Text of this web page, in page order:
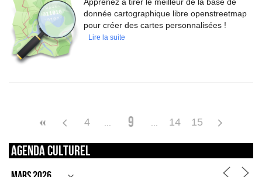
donnée cartographique libre openstreetmap
pour créer des cartes personnalisées !
Lire la suite
4 9 14 15
Agenda culturel